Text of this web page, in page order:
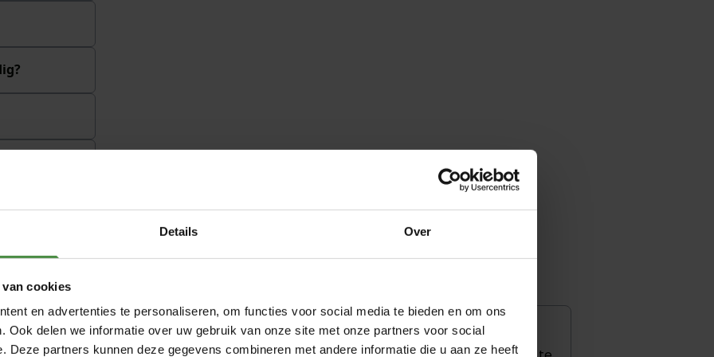
Details Over
cookies
en advertenties te personaliseren, om functies voor social media te bieden en om ons
Ook delen we informatie over uw gebruik van onze site met onze partners voor social
Deze partners kunnen deze gegevens combineren met andere informatie die u aan ze heeft
bedonderlegger 90x60 cm